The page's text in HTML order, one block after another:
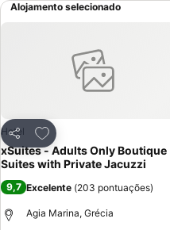
Alojamento selecionado
Partilhar
Adicionar aos favoritos
Hotel
xSuites - Adults Only Boutique
Suites with Private Jacuzzi
9,7 Excelente (203 pontuações)
Agia Marina, Grécia